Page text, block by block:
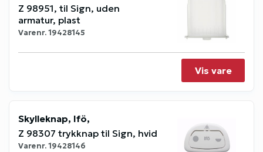
Z 98951, til Sign, uden
armatur, plast
Varenr.19428145
Vis vare
Skylleknap, Ifö,
Z 98307 trykknap til Sign, hvid
Varenr.19428146